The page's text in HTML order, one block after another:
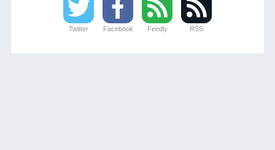
Twitter Facebook Feedly RSS